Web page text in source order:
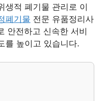
생적 폐기물 관리로 이
폐기물 전문 유품정리사
안전하고 신속한 서비
를 높이고 있습니다.